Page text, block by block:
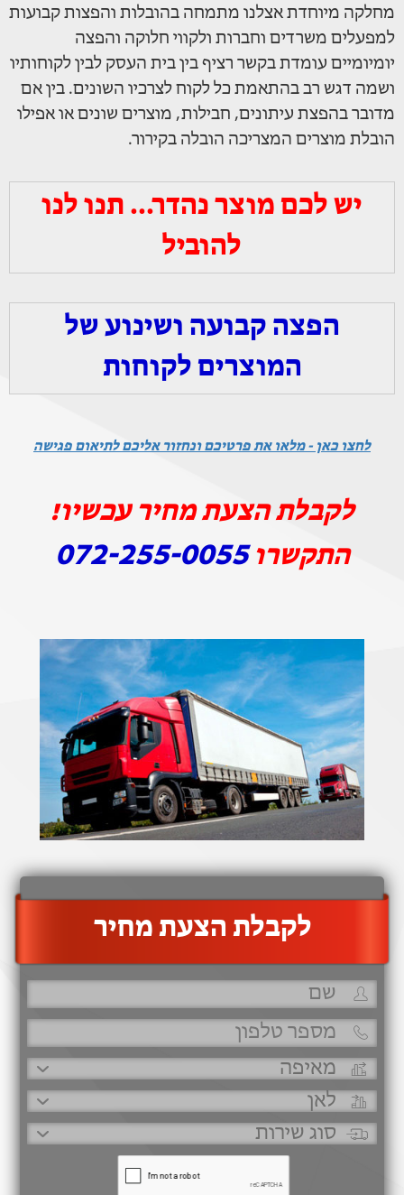
מחלקה מיוחדת אצלנו מתמחה בהובלות והפצות קבועות
למפעלים משרדים וחברות ולקווי חלוקה והפצה
יומיומיים עומדת בקשר רציף בין בית העסק לבין לקוחותיו
ושמה דגש רב בהתאמת כל לקוח לצרכיו השונים. בין אם
מדובר בהפצת עיתונים, חבילות, מוצרים שונים או אפילו
הובלת מוצרים המצריכה הובלה בקירור.
יש לכם מוצר נהדר... תנו לנו
להוביל
הפצה קבועה ושינוע של
המוצרים לקוחות
לחצו כאן - מלאו את פרטיכם ונחזור אליכם לתיאום פגישה
לקבלת הצעת מחיר עכשיו!
התקשרו072-255-0055
‫לקבלת הצעת מחיר